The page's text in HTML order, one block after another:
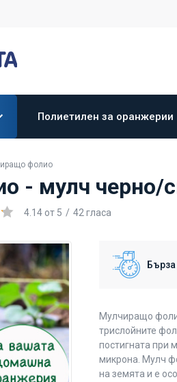
Полиетилен за оранжерии
фолио
- мулч черно/
4.14 от 5 42 гласа
Мулчиращо
трислойните
постигната при
микрона. Мулч
на земята и е